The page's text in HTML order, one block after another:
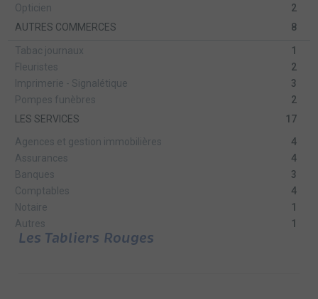
Opticien
2
AUTRES COMMERCES
8
Tabac journaux
1
Fleuristes
2
Imprimerie - Signalétique
3
Pompes funèbres
2
LES SERVICES
17
Agences et gestion immobilières
4
Assurances
4
Banques
3
Comptables
4
Notaire
1
Autres
1
Les Tabliers Rouges